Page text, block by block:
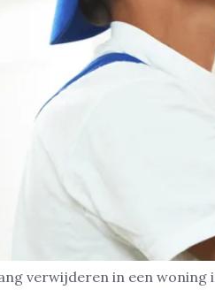
verwijderen in een woning